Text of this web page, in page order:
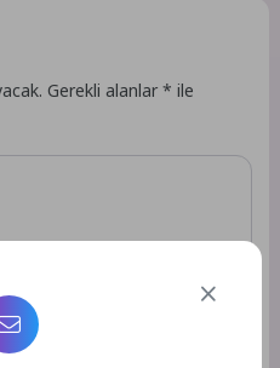
Gerekli alanlar* ile